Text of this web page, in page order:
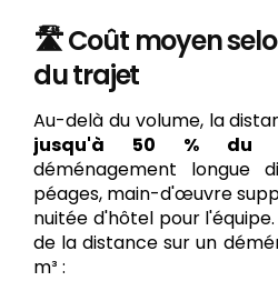
🛣️ Coût moyen
du trajet
Au-delà du volume, la
jusqu'à 50 % du
déménagement longue
péages, main-d'œuvre
nuitée d'hôtel pour
de la distance sur un
m³ :